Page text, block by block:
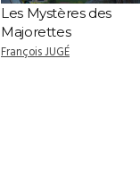
Les Mystères des
Majorettes
François JUGÉ